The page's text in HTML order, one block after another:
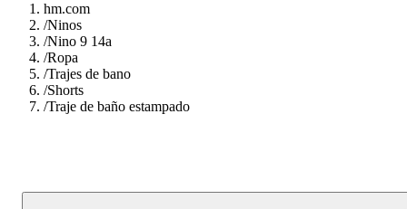
hm.com
/Ninos
/Nino 9 14a
/Ropa
/Trajes de bano
/Shorts
/Traje de baño estampado